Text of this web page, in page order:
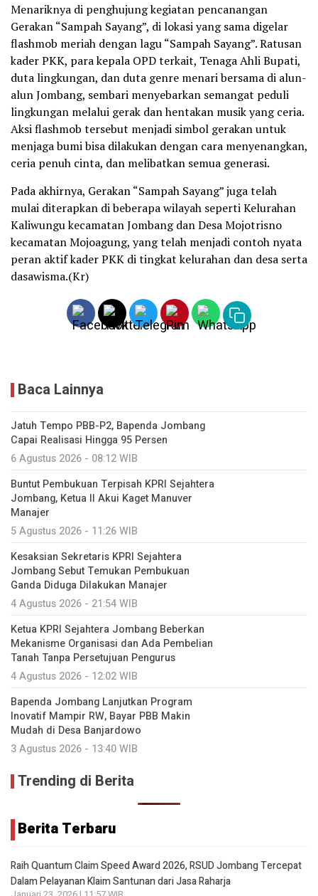
Menariknya di penghujung kegiatan pencanangan
Gerakan “Sampah Sayang”, di lokasi yang sama digelar
flashmob meriah dengan lagu “Sampah Sayang”. Ratusan
kader PKK, para kepala OPD terkait, Tenaga Ahli Bupati,
duta lingkungan, dan duta genre menari bersama di alun-
alun Jombang, sembari menyebarkan semangat peduli
lingkungan melalui gerak dan hentakan musik yang ceria.
Aksi flashmob tersebut menjadi simbol gerakan untuk
menjaga bumi bisa dilakukan dengan cara menyenangkan,
ceria penuh cinta, dan melibatkan semua generasi.
Pada akhirnya, Gerakan “Sampah Sayang” juga telah
mulai diterapkan di beberapa wilayah seperti Kelurahan
Kaliwungu kecamatan Jombang dan Desa Mojotrisno
kecamatan Mojoagung, yang telah menjadi contoh nyata
peran aktif kader PKK di tingkat kelurahan dan desa serta
dasawisma.(Kr)
Baca Lainnya
Jatuh Tempo PBB-P2, Bapenda Jombang
Capai Realisasi Hingga 95 Persen
6 Agustus 2026 - 08:12 WIB
Buntut Pembukuan Terpisah KPRI Sejahtera
Jombang, Ketua II Akui Kaget Manuver
Manajer
5 Agustus 2026 - 11:26 WIB
Kesaksian Sekretaris KPRI Sejahtera
Jombang Sebut Temukan Pembukuan
Ganda Diduga Dilakukan Manajer
4 Agustus 2026 - 21:54 WIB
Ketua KPRI Sejahtera Jombang Beberkan
Mekanisme Organisasi dan Ada Pembelian
Tanah Tanpa Persetujuan Pengurus
4 Agustus 2026 - 12:02 WIB
Bapenda Jombang Lanjutkan Program
Inovatif Mampir RW, Bayar PBB Makin
Mudah di Desa Banjardowo
3 Agustus 2026 - 13:40 WIB
Trending di Berita
Berita Terbaru
Raih Quantum Claim Speed Award 2026, RSUD Jombang Tercepat
Dalam Pelayanan Klaim Santunan dari Jasa Raharja